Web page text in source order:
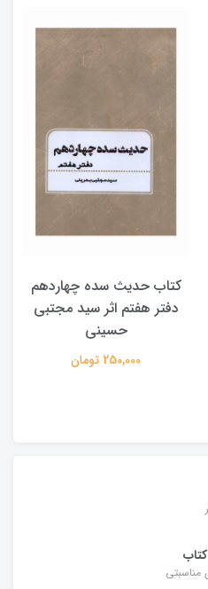
کتاب حدیث سده چهاردهم
دفتر هفتم اثر سید مجتبی
حسینی
250,000 تومان
مناسبتی